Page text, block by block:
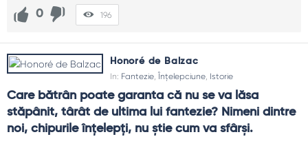
0 196
Honoré de Balzac
In: Fantezie, Înțelepciune, Istorie
Care bătrân poate garanta că nu se va lăsa
stăpânit, târât de ultima lui fantezie? Nimeni dintre
noi, chipurile înţelepţi, nu ştie cum va sfârşi.